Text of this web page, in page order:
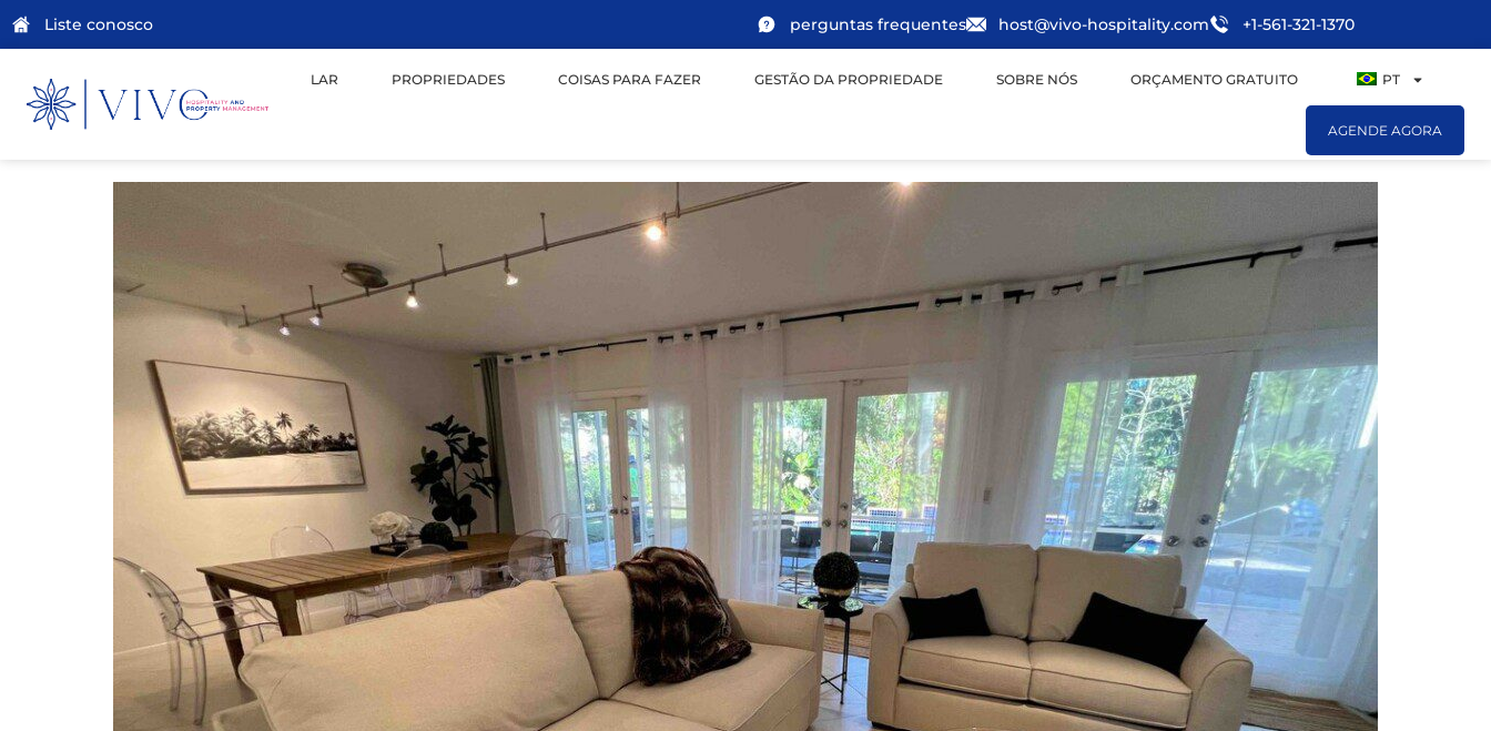
Liste conosco perguntas frequentes host@vivo-hospitality.com +1-561-321-1370
LAR PROPRIEDADES COISAS PARA FAZER GESTÃO DA PROPRIEDADE SOBRE NÓS ORÇAMENTO GRATUITO PT
AGENDE AGORA